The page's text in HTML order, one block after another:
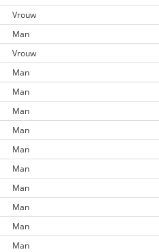
Vrouw
Man
Vrouw
Man
Man
Man
Man
Man
Man
Man
Man
Man
Man